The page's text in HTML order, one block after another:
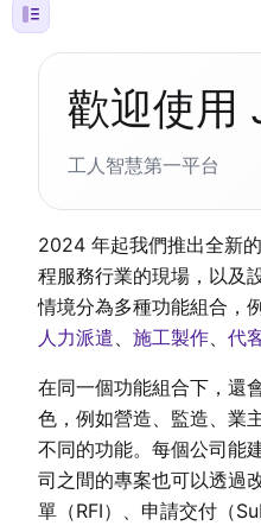
歡迎使用
工人智慧第一平台
2024 年起我們推出全新
程服務行業的現場，以及
情境分為多種功能組合，
人力派遣、 施工製作、 代
在同一個功能組合下，還
色，例如營造、監造、業
不同的功能。每個公司能
司之間的專案也可以透過
單（RFI）、申請交付（